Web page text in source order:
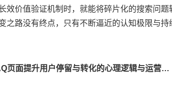
效价值验证机制时，就能将碎片化的搜索问
之路没有终点，只有不断逼近的认知极限与
上一篇：FAQ页面提升用户停留与转化的心理逻辑与运营密码